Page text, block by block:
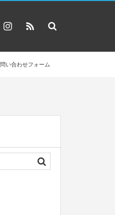
問い合わせフォーム